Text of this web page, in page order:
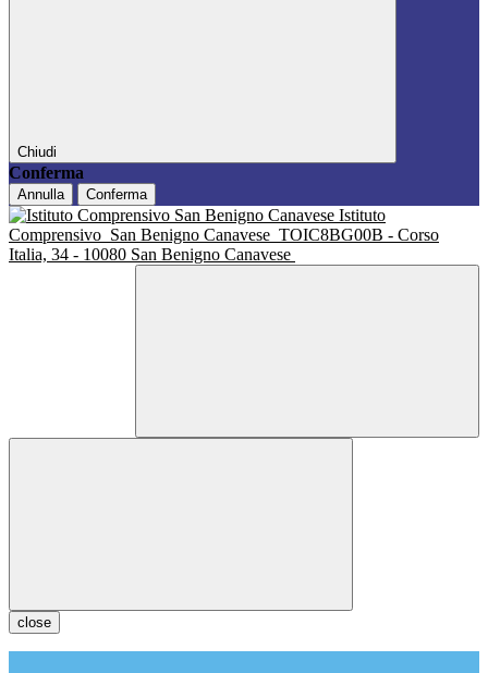
Chiudi
Conferma
Annulla Conferma
Istituto
Comprensivo San Benigno Canavese TOIC8BG00B - Corso
Italia, 34 - 10080 San Benigno Canavese
close